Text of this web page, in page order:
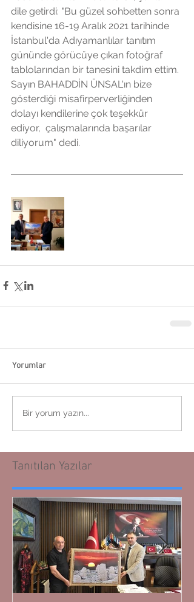
dile getirdi: "Bu güzel sohbetten sonra
kendisine 16-19 Aralık 2021 tarihinde
İstanbul'da Adıyamanlılar tanıtım
gününde görücüye çıkan fotoğraf
tablolarından bir tanesini takdim ettim.
Sayın BAHADDİN ÜNSAL'ın bize
gösterdiği misafirperverliğinden
dolayı kendilerine çok teşekkür
ediyor,  çalışmalarında başarılar
diliyorum" dedi.
Yorumlar
Bir yorum yazın...
Tanıtılan Yazılar